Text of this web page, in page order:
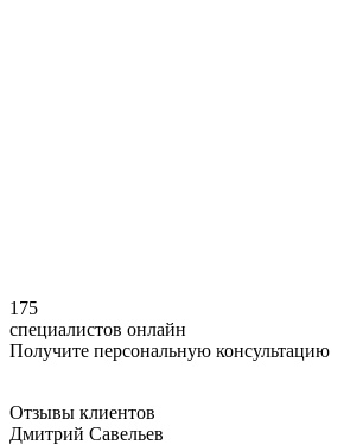
175
специалистов онлайн
Получите персональную консультацию
Отзывы клиентов
Дмитрий Савельев